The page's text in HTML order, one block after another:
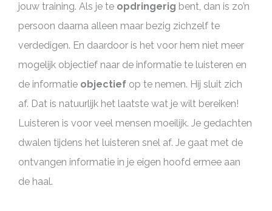
jouw training. Als je te opdringerig bent, dan is zo’n
persoon daarna alleen maar bezig zichzelf te
verdedigen. En daardoor is het voor hem niet meer
mogelijk objectief naar de informatie te luisteren en
de informatie objectief op te nemen. Hij sluit zich
af. Dat is natuurlijk het laatste wat je wilt bereiken!
Luisteren is voor veel mensen moeilijk. Je gedachten
dwalen tijdens het luisteren snel af. Je gaat met de
ontvangen informatie in je eigen hoofd ermee aan
de haal.